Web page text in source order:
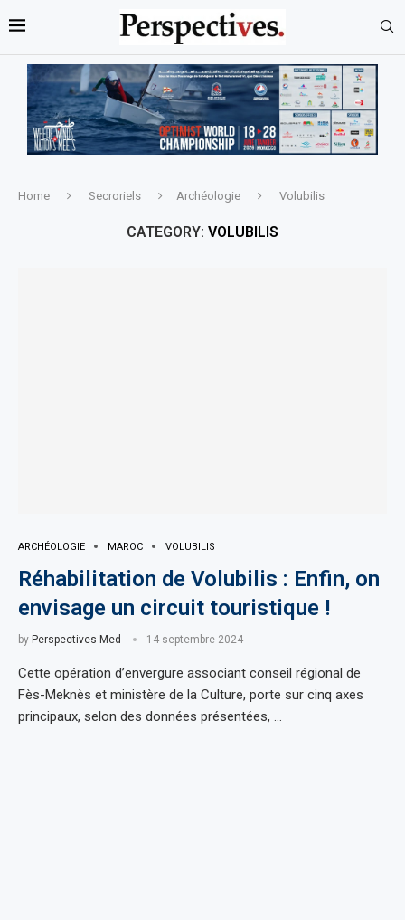
Home Secroriels Archéologie Volubilis
CATEGORY: VOLUBILIS
ARCHÉOLOGIE MAROC VOLUBILIS
Réhabilitation de Volubilis : Enfin, on
envisage un circuit touristique !
by Perspectives Med 14 septembre 2024
Cette opération d’envergure associant conseil régional de
Fès-Meknès et ministère de la Culture, porte sur cinq axes
principaux, selon des données présentées, …